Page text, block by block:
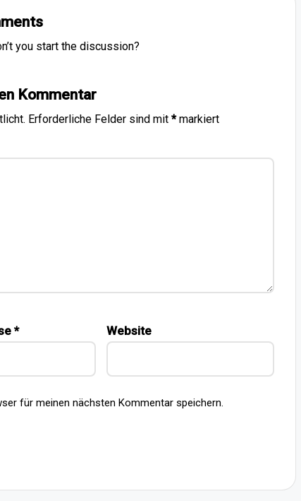
you start the discussion?
Kommentar
Erforderliche Felder sind mit *markiert
* Website
für meinen nächsten Kommentar speichern.